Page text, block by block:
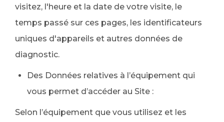
visitez, l'heure et la date de votre visite, le
temps passé sur ces pages, les identificateurs
uniques d'appareils et autres données de
diagnostic.
Des Données relatives à l’équipement qui
vous permet d’accéder au Site :
Selon l’équipement que vous utilisez et les